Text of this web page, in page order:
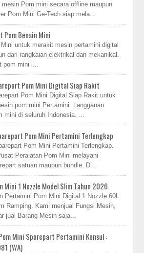
mesin Pom mini secara offline maupun
Pom Mini Ge-Tech siap mela...
Pom Bensin Mini
untuk merakit mesin pertamini digital
dari rangkaian elektrikal dan mekanikal.
pom mini i...
Pom Mini Digital Siap Rakit
Pom Mini Digital Siap Rakit untuk
pom mini Pertamini. Langganan
mini di seluruh Indonesia. ...
Pom Mini Pertamini Terlengkap
Pom Mini Pertamini Terlengkap.
Peralatan Pom Mini melayani
satuan maupun bundle. D...
Mini 1 Nozzle Model Slim Tahun 2026
Pertamini Pom Mini Digital 1 Nozzle 60L
Ramping. Kami menjual Fungsi Mesin,
jual Barang Mesin saja...
Mini Sparepart Pertamini Konsul :
(WA)